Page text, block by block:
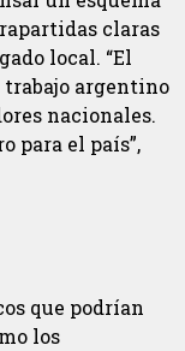
claras
local. “El
trabajo argentino
nacionales.
para el país”,
que podrían
los